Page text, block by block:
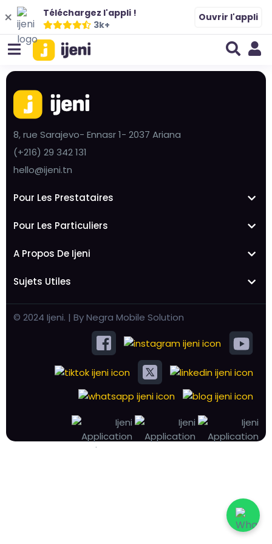
Téléchargez l'appli !
3k+
Ouvrir l'appli
8, rue Sarajevo- Ennasr 1- 2037 Ariana
(+216) 29 342 131
hello@ijeni.tn
Pour Les Prestataires
Pour Les Particuliers
A Propos De Ijeni
Sujets Utiles
© 2024 Ijeni. | By Negra Mobile Solution